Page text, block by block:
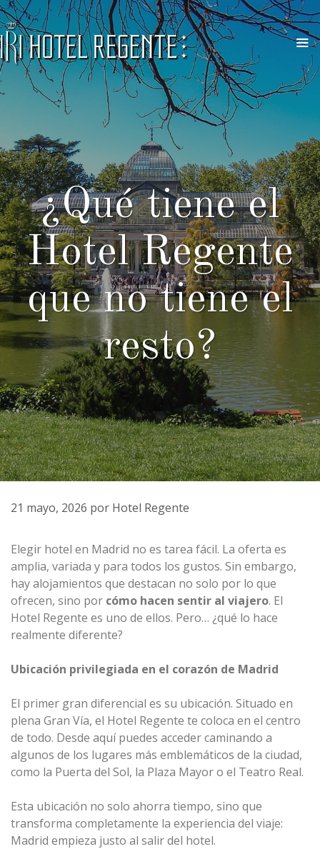
Saltar
al
contenido
¿Qué tiene el
Hotel Regente
que no tiene el
resto?
21 mayo, 2026 por Hotel Regente
Elegir hotel en Madrid no es tarea fácil. La oferta es
amplia, variada y para todos los gustos. Sin embargo,
hay alojamientos que destacan no solo por lo que
ofrecen, sino por cómo hacen sentir al viajero. El
Hotel Regente es uno de ellos. Pero… ¿qué lo hace
realmente diferente?
Ubicación privilegiada en el corazón de Madrid
El primer gran diferencial es su ubicación. Situado en
plena Gran Vía, el Hotel Regente te coloca en el centro
de todo. Desde aquí puedes acceder caminando a
algunos de los lugares más emblemáticos de la ciudad,
como la Puerta del Sol, la Plaza Mayor o el Teatro Real.
Esta ubicación no solo ahorra tiempo, sino que
transforma completamente la experiencia del viaje:
Madrid empieza justo al salir del hotel.